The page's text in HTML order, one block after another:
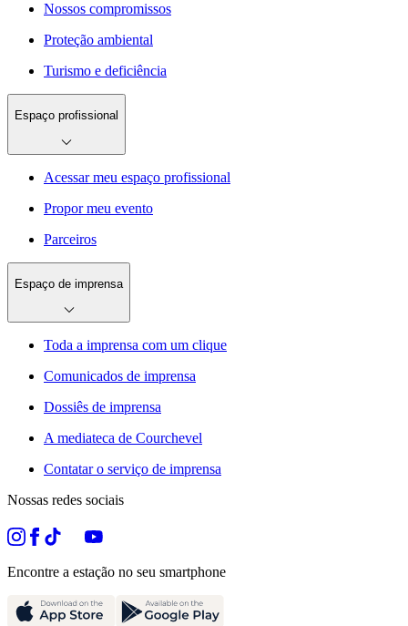
Nossos compromissos
Proteção ambiental
Turismo e deficiência
Espaço profissional
Acessar meu espaço profissional
Propor meu evento
Parceiros
Espaço de imprensa
Toda a imprensa com um clique
Comunicados de imprensa
Dossiês de imprensa
A mediateca de Courchevel
Contatar o serviço de imprensa
Nossas redes sociais
Encontre a estação no seu smartphone